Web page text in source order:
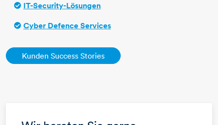
IT-Security-Lösungen
Cyber Defence Services
Kunden Success Stories